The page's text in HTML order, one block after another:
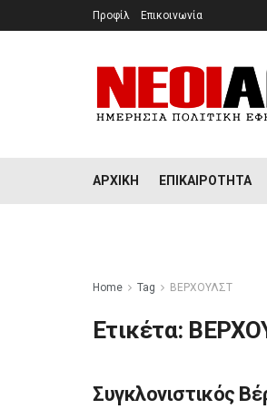
Προφίλ Επικοινωνία
ΑΡΧΙΚΉ ΕΠΙΚΑΙΡΌΤΗΤΑ
Home Tag ΒΕΡΧΟΥΛΣΤ
Ετικέτα:
ΑΘΛΗΤΙΣΜΌΣ
Συγκλονιστικός